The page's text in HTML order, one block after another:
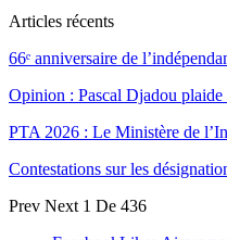
Articles récents
66ᵉ anniversaire de
Opinion : Pascal Djadou
PTA 2026 : Le Ministère de
Contestations sur les
Prev Next 1 De 436